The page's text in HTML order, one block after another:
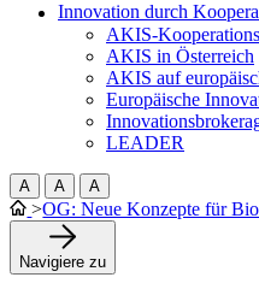
Innovation durch
AKIS-
AKIS in Österreich
AKIS auf
Europäische
LEADER
A A A
>OG: Neue Konzepte für
Navigiere zu